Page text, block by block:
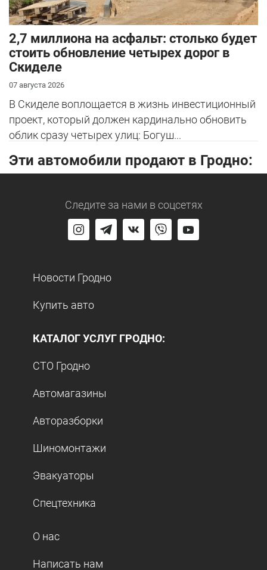
2,7 миллиона на асфальт: столько будет
стоить обновление четырех дорог в
Скиделе
07 августа 2026
В Скиделе воплощается в жизнь инвестиционный
проект, который должен кардинально обновить
облик сразу четырех улиц: Богуш...
Эти автомобили продают в Гродно:
Следите за нами в соцсетях
Новости Гродно
Купить авто
КАТАЛОГ УСЛУГ ГРОДНО:
СТО Гродно
Автомагазины
Авторазборки
Шиномонтажи
Эвакуаторы
Спецтехника
О нас
Написать нам